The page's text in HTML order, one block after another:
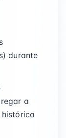
durante
a